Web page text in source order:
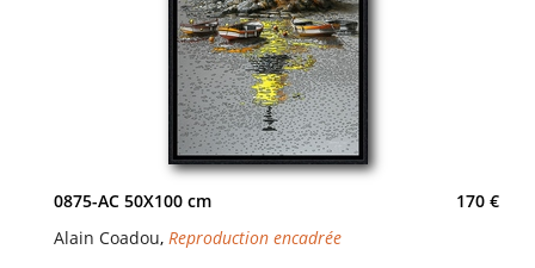
0875-AC 50X100 cm
170 €
Alain Coadou, Reproduction encadrée